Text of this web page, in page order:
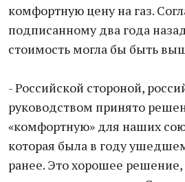
комфортную цену на газ.
подписанному два года
стоимость могла бы быть
- Российской стороной,
руководством принято
«комфортную» для наших
которая была в году
ранее. Это хорошее решение,